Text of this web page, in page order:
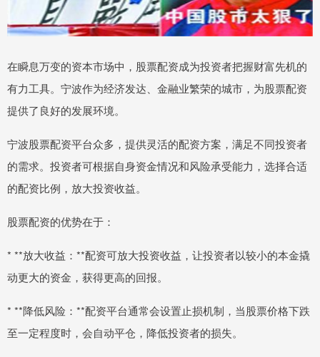
在瞬息万变的资本市场中，股票配资成为投资者把握财富先机的
有力工具。宁波作为经济发达、金融业繁荣的城市，为股票配资
提供了良好的发展环境。
宁波股票配资平台众多，提供灵活的配资方案，满足不同投资者
的需求。投资者可根据自身资金情况和风险承受能力，选择合适
的配资比例，放大投资收益。
股票配资的优势在于：
* **放大收益：**配资可放大投资收益，让投资者以较小的本金撬
动更大的资金，获得更高的回报。
* **降低风险：**配资平台通常会设置止损机制，当股票价格下跌
至一定程度时，会自动平仓，降低投资者的损失。